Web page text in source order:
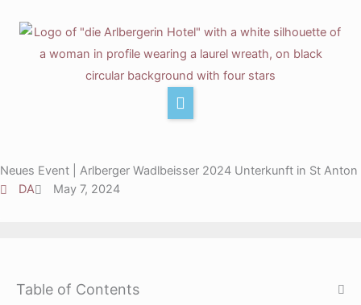
content
Neues Event | Arlberger Wadlbeisser 2024 Unterkunft in St Anton
DA
May 7, 2024
Table of Contents